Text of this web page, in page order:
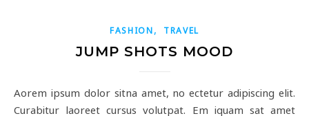
FASHION TRAVEL
JUMP SHOTS MOOD
Aorem ipsum dolor sitna amet, no ectetur adipiscing elit.
Curabitur laoreet cursus volutpat. Em iquam sat amet